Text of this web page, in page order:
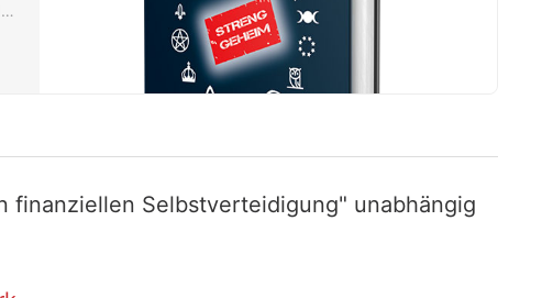
finanziellen Selbstverteidigung" unabhängig